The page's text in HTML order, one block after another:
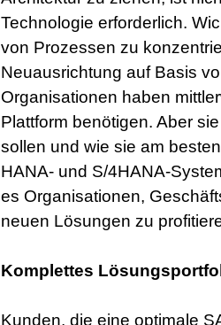
Technologie erforderlich.
von Prozessen zu
Neuausrichtung auf Basis
Organisationen haben
Plattform benötigen. Aber
sollen und wie sie am
HANA- und S/4HANA-
es Organisationen,
neuen Lösungen zu
Komplettes
Kunden, die eine optimale